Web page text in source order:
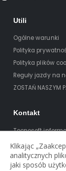
Utili
Ogólne warunki
Polityka
Polityka plików
Reguły jazdy na
ZOSTAŃ NASZYM
Kontakt
Tecnosoft
Via T. Claudio 41
38023 Cles (TN)
Pi: 0212522521
Klikając
analitycznych
jaki sposób